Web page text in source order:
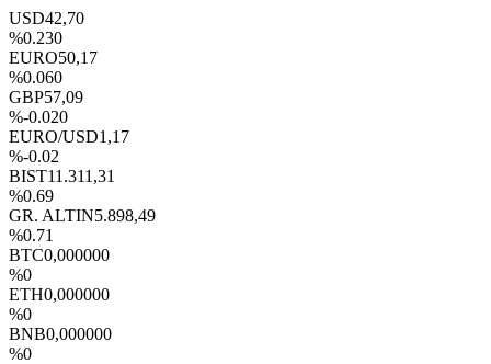
USD42,70
%0.230
EURO50,17
%0.060
GBP57,09
%-0.020
EURO/USD1,17
%-0.02
BIST11.311,31
%0.69
GR. ALTIN5.898,49
%0.71
BTC0,000000
%0
ETH0,000000
%0
BNB0,000000
%0